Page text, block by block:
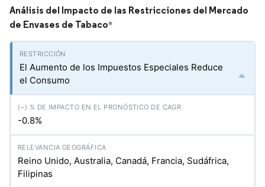
Análisis del Impacto de las Restricciones del Mercado
de Envases de Tabaco*
El Aumento de los Impuestos Especiales Reduce
el Consumo
-0.8%
Reino Unido, Australia, Canadá, Francia, Sudáfrica,
Filipinas